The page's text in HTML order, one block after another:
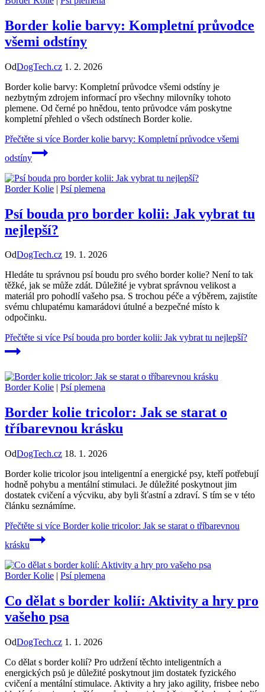
Border kolie barvy: Kompletní průvodce
všemi odstíny
OdDogTech.cz 1. 2. 2026
Border kolie barvy: Kompletní průvodce všemi odstíny je
nezbytným zdrojem informací pro všechny milovníky tohoto
plemene. Od černé po hnědou, tento průvodce vám poskytne
kompletní přehled o všech odstínech Border kolie.
Přečtěte si více Border kolie barvy: Kompletní průvodce všemi
odstíny
Border Kolie | Psí plemena
Psí bouda pro border kolii: Jak vybrat tu
nejlepší?
OdDogTech.cz 19. 1. 2026
Hledáte tu správnou psí boudu pro svého border kolie? Není to tak
těžké, jak se může zdát. Důležité je vybrat správnou velikost a
materiál pro pohodlí vašeho psa. S trochou péče a výběrem, zajistíte
svému chlupatému kamarádovi útulné a bezpečné místo k
odpočinku.
Přečtěte si více Psí bouda pro border kolii: Jak vybrat tu nejlepší?
Border Kolie | Psí plemena
Border kolie tricolor: Jak se starat o
tříbarevnou krásku
OdDogTech.cz 18. 1. 2026
Border kolie tricolor jsou inteligentní a energické psy, kteří potřebují
hodně pohybu a mentální stimulaci. Je důležité poskytnout jim
dostatek cvičení a výcviku, aby byli šťastní a zdraví. S tím se v této
článku seznámíme.
Přečtěte si více Border kolie tricolor: Jak se starat o tříbarevnou
krásku
Border Kolie | Psí plemena
Co dělat s border kolií: Aktivity a hry pro
vašeho psa
OdDogTech.cz 1. 1. 2026
Co dělat s border kolií? Pro udržení těchto inteligentních a
energických psů je důležité poskytnout jim dostatek fyzického
cvičení a mentální stimulace. Aktivity a hry jako agility, frisbee nebo